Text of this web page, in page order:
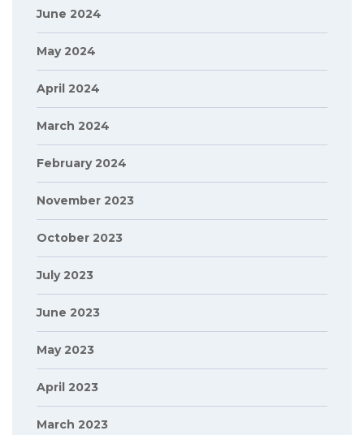
June 2024
May 2024
April 2024
March 2024
February 2024
November 2023
October 2023
July 2023
June 2023
May 2023
April 2023
March 2023